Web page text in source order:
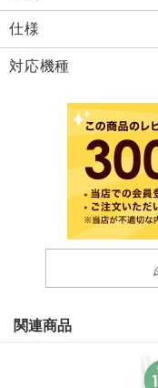
仕様
対応機種
関連商品